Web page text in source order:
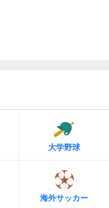
大学野球
海外サッカー